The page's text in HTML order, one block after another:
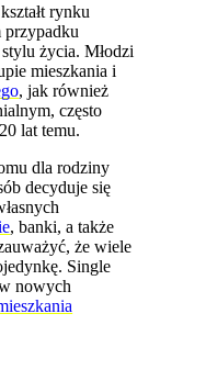
rynku
przypadku
życia. Młodzi
mieszkania i
, jak również
często
lat temu.
dla rodziny
decyduje się
, banki, a także
że wiele
Single
nowych